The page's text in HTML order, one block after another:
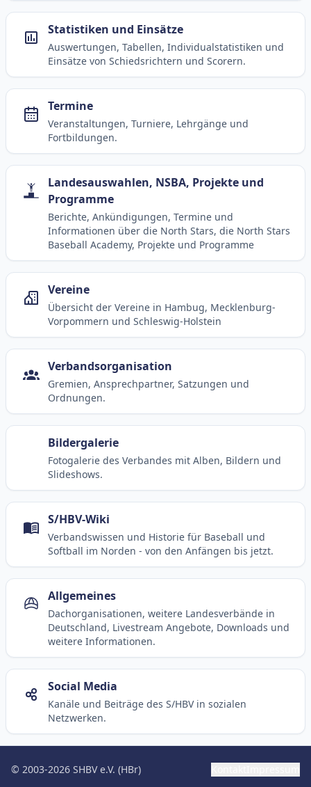
Statistiken und Einsätze
Auswertungen, Tabellen, Individualstatistiken und
Einsätze von Schiedsrichtern und Scorern.
Termine
Veranstaltungen, Turniere, Lehrgänge und
Fortbildungen.
Landesauswahlen, NSBA, Projekte und
Programme
Berichte, Ankündigungen, Termine und
Informationen über die North Stars, die North Stars
Baseball Academy, Projekte und Programme
Vereine
Übersicht der Vereine in Hambug, Mecklenburg-
Vorpommern und Schleswig-Holstein
Verbandsorganisation
Gremien, Ansprechpartner, Satzungen und
Ordnungen.
Bildergalerie
Fotogalerie des Verbandes mit Alben, Bildern und
Slideshows.
S/HBV-Wiki
Verbandswissen und Historie für Baseball und
Softball im Norden - von den Anfängen bis jetzt.
Allgemeines
Dachorganisationen, weitere Landesverbände in
Deutschland, Livestream Angebote, Downloads und
weitere Informationen.
Social Media
Kanäle und Beiträge des S/HBV in sozialen
Netzwerken.
© 2003-2026 SHBV e.V. (HBr)